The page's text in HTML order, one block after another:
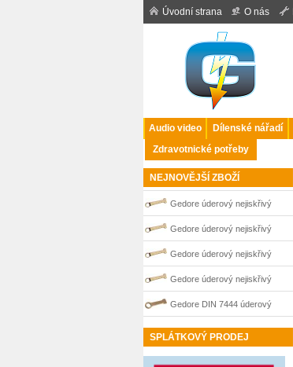
Úvodní strana O nás
Audio video Dílenské nářadí
Zdravotnické potřeby
NEJNOVĚJŠÍ ZBOŽÍ
Gedore úderový nejiskřivý
plochý klíč vyhnutý 95 mm
0100265S
Gedore úderový nejiskřivý
plochý klíč vyhnutý 110 mm
0100267S
Gedore úderový nejiskřivý
plochý klíč vyhnutý 100 mm
0100266S
Gedore úderový nejiskřivý
plochý klíč vyhnutý 70 mm
0100260S
Gedore DIN 7444 úderový
nejiskřivý plochý (palcový) klíč
SPLÁTKOVÝ PRODEJ